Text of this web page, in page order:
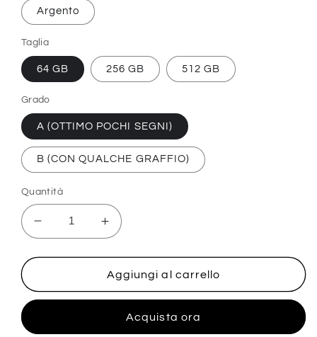
Argento
Taglia
64 GB 256 GB 512 GB
Grado
A (OTTIMO POCHI SEGNI)
B (CON QUALCHE GRAFFIO)
Quantità
Diminuisci
quantità
per
11
Aumenta
quantità
per
iPhone
11
Max
Aggiungi al carrello
Acquista ora